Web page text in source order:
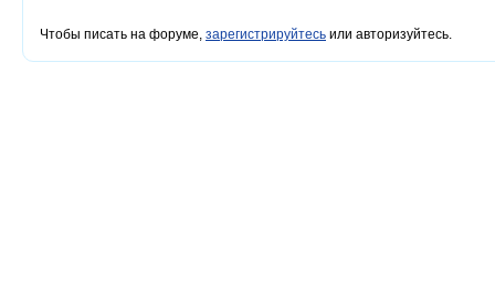
Чтобы писать на форуме, зарегистрируйтесь или авторизуйтесь.